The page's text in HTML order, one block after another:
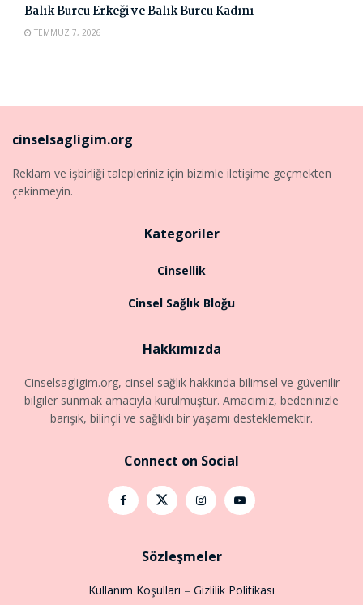
Balık Burcu Erkeği ve Balık Burcu Kadını
TEMMUZ 7, 2026
cinselsagligim.org
Reklam ve işbirliği talepleriniz için bizimle iletişime geçmekten
çekinmeyin.
Kategoriler
Cinsellik
Cinsel Sağlık Bloğu
Hakkımızda
Cinselsagligim.org, cinsel sağlık hakkında bilimsel ve güvenilir
bilgiler sunmak amacıyla kurulmuştur. Amacımız, bedeninizle
barışık, bilinçli ve sağlıklı bir yaşamı desteklemektir.
Connect on Social
Sözleşmeler
Kullanım Koşulları – Gizlilik Politikası